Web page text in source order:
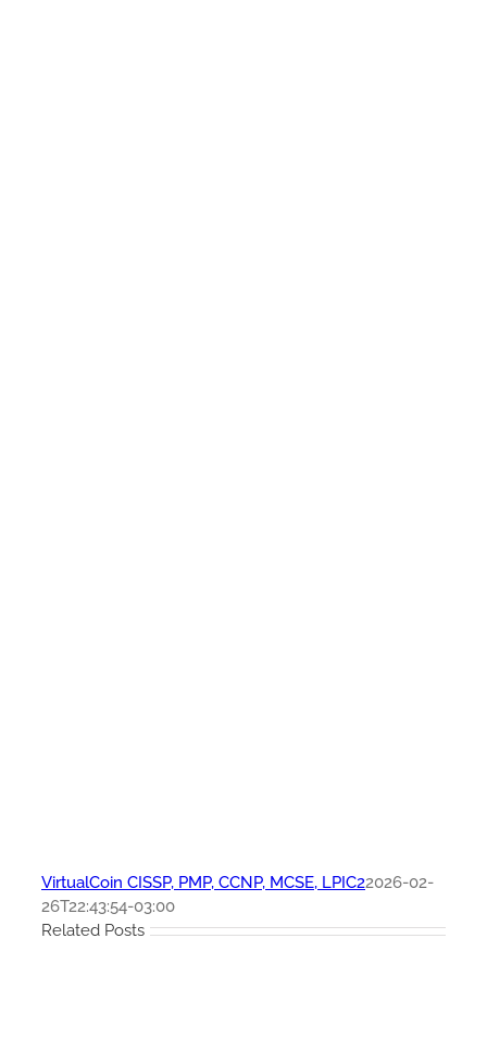
VirtualCoin CISSP, PMP, CCNP, MCSE, LPIC22026-02-
26T22:43:54-03:00
Related Posts